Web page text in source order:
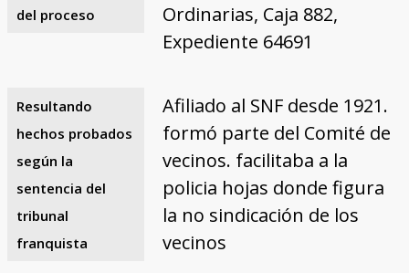
del proceso
Ordinarias, Caja 882,
Expediente 64691
Resultando
hechos probados
según la
sentencia del
tribunal
franquista
Afiliado al SNF desde 1921.
formó parte del Comité de
vecinos. facilitaba a la
policia hojas donde figura
la no sindicación de los
vecinos